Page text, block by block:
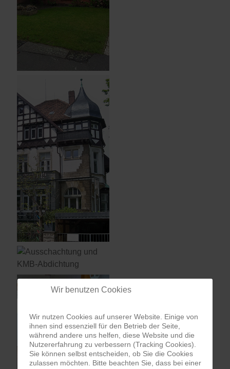
Wir benutzen Cookies
Wir nutzen Cookies auf unserer Website. Einige von
ihnen sind essenziell für den Betrieb der Seite,
während andere uns helfen, diese Website und die
Nutzererfahrung zu verbessern (Tracking Cookies).
Sie können selbst entscheiden, ob Sie die Cookies
zulassen möchten. Bitte beachten Sie, dass bei einer